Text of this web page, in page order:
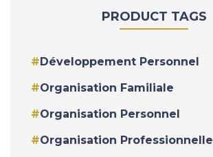
PRODUCT TAGS
Développement Personnel
Organisation Familiale
Organisation Personnel
Organisation Professionnelle